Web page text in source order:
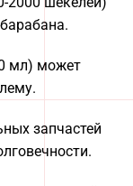
мл) может
запчастей